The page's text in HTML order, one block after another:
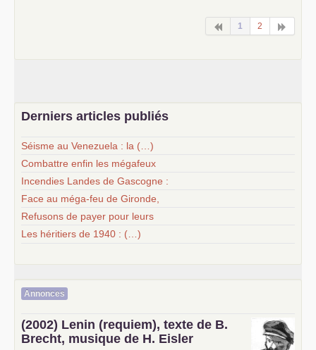
1 2
Derniers articles publiés
Séisme au Venezuela : la (…)
Combattre enfin les mégafeux
Incendies Landes de Gascogne :
Face au méga-feu de Gironde,
Refusons de payer pour leurs
Les héritiers de 1940 : (…)
Annonces
(2002) Lenin (requiem), texte de B.
Brecht, musique de H. Eisler